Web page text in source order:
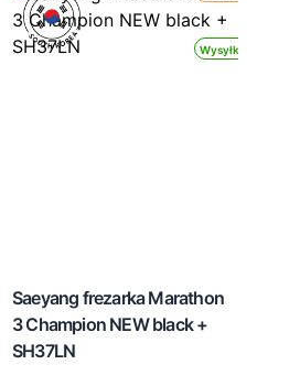
Wysyłka 24h
Saeyang frezarka Marathon
3 Champion NEW black +
SH37LN